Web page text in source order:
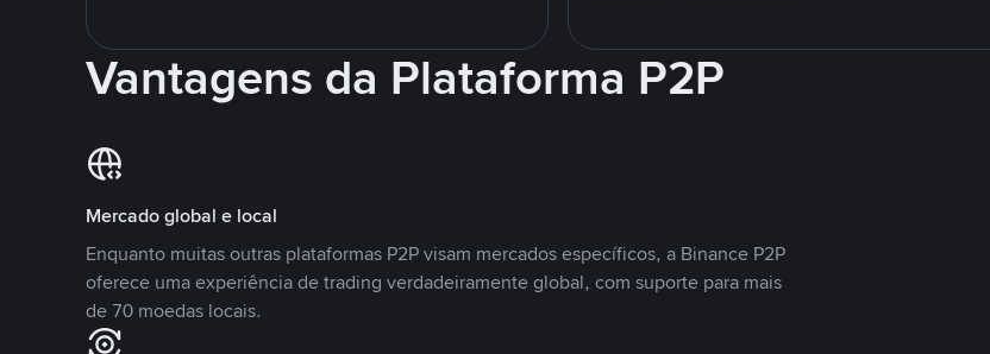
Vantagens da Plataforma P2P
Mercado global e local
Enquanto muitas outras plataformas P2P visam mercados específicos, a Binance P2P
oferece uma experiência de trading verdadeiramente global, com suporte para mais
de 70 moedas locais.